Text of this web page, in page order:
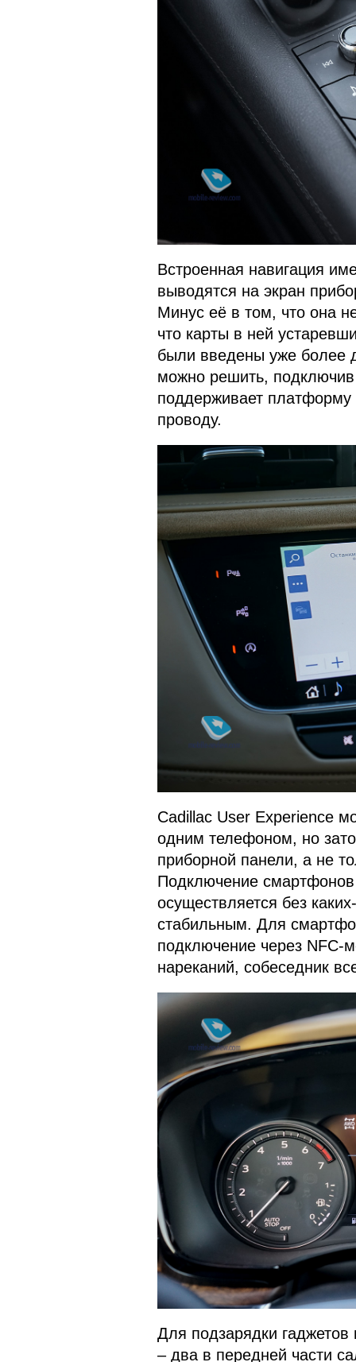
Встроенная навигация
выводятся на экран
Минус её в том, что она
что карты в ней
были введены уже более
можно решить,
поддерживает платформу
проводу.
Cadillac User Experience
одним телефоном, но
приборной панели, а не
Подключение
осуществляется без
стабильным. Для
подключение через NFC-
нареканий, собеседник
Для подзарядки
– два в передней части